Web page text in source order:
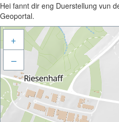
Hei fannt dir eng Duerstellung vun
Geoportal.
+
–